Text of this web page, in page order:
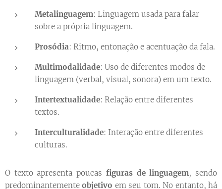
Metalinguagem: Linguagem usada para falar
sobre a própria linguagem.
Prosódia: Ritmo, entonação e acentuação da fala.
Multimodalidade: Uso de diferentes modos de
linguagem (verbal, visual, sonora) em um texto.
Intertextualidade: Relação entre diferentes
textos.
Interculturalidade: Interação entre diferentes
culturas.
O texto apresenta poucas figuras de linguagem, sendo
predominantementeobjetivo em seu tom. No entanto, há